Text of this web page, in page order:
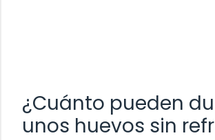
¿Cuánto pueden
unos huevos sin